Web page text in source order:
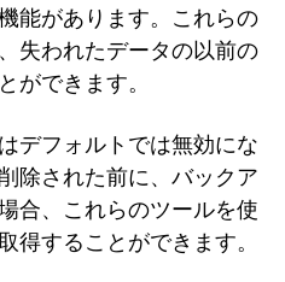
能があります。これらの
失われたデータの以前の
ができます。
デフォルトでは無効にな
除された前に、バックア
合、これらのツールを使
得することができます。